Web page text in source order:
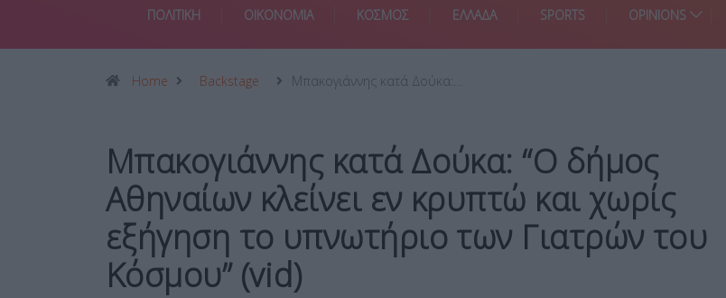
ΠΟΛΙΤΙΚΗ ΟΙΚΟΝΟΜΙΑ ΚΟΣΜΟΣ ΕΛΛΑΔΑ SPORTS OPINIONS
Home Backstage Μπακογιάννης κατά Δούκα:…
Μπακογιάννης κατά Δούκα: “Ο δήμος
Αθηναίων κλείνει εν κρυπτώ και χωρίς
εξήγηση το υπνωτήριο των Γιατρών του
Κόσμου” (vid)